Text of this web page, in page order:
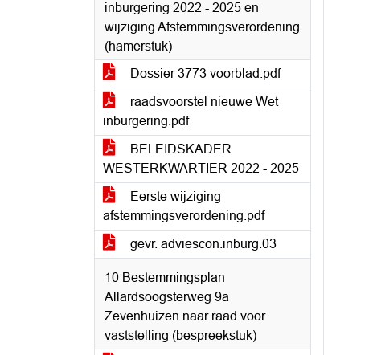
inburgering 2022 - 2025 en
wijziging Afstemmingsverordening
(hamerstuk)
Dossier 3773 voorblad.pdf
raadsvoorstel nieuwe Wet
inburgering.pdf
BELEIDSKADER
WESTERKWARTIER 2022 - 2025
Eerste wijziging
afstemmingsverordening.pdf
gevr. adviescon.inburg.03
10 Bestemmingsplan
Allardsoogsterweg 9a
Zevenhuizen naar raad voor
vaststelling (bespreekstuk)